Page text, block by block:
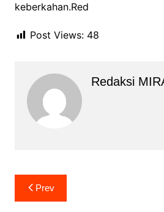
keberkahan.Red
Post Views: 48
Redaksi
Navigasi
pos
Prev